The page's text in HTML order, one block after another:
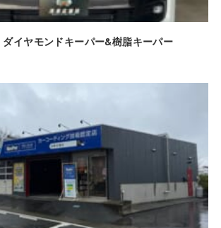
ダイヤモンドキーパー&樹脂キーパー